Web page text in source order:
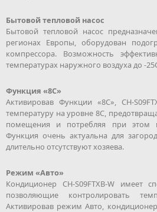
Бытовой тепловой насос
Бытовой тепловой насос
регионах Европы, оборудован
компрессора. Возможность
температурах наружного воздуха до -
Функция «8С»
Активировав Функции «8С», CH-
температуру на уровне 8С,
помещения и потребляя при этом
Функция очень актуальна для
длительно отсутствуют хозяева.
Режим «Авто»
Кондиционер CH-S09FTXB-W имеет
позволяющие контролировать
Активировав режим Авто,